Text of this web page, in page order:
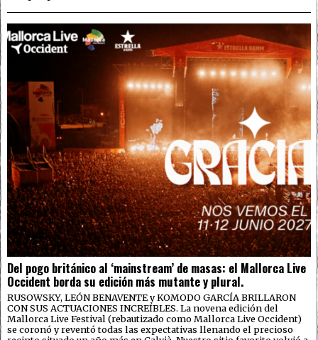
Del pogo británico al ‘mainstream’ de masas: el Mallorca Live
Occident borda su edición más mutante y plural.
RUSOWSKY, LEÓN BENAVENTE y KOMODO GARCÍA BRILLARON
CON SUS ACTUACIONES INCREÍBLES. La novena edición del
Mallorca Live Festival (rebautizado como Mallorca Live Occident)
se coronó y reventó todas las expectativas llenando el precioso